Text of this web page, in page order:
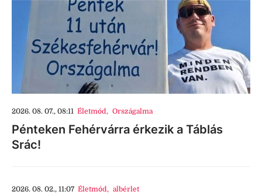
2026. 08. 07., 08:11 Életmód, Országalma
Pénteken Fehérvárra érkezik a Táblás
Srác!
2026. 08. 02., 11:07 Életmód, albérlet